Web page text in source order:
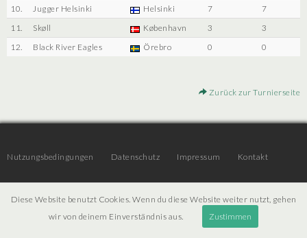
10.
Jugger Helsinki Helsinki 7
7
11.
Skøll København 3
3
12.
Black River Eagles Örebro 0 0
Zurück zur Turnierseite
Nutzungsbedingungen Datenschutz Impressum Kontakt
© 2026 | JTR v3.6 |Projekt [ PI ] Internet
Diese Website benutzt Cookies. Wenn du diese Website weiter nutzt, gehen
wir von deinem Einverständnis aus.
Zustimmen